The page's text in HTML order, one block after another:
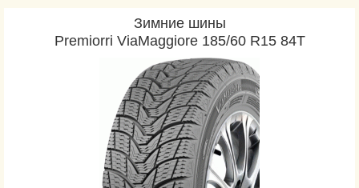
Зимние шины
Premiorri ViaMaggiore 185/60 R15 84T